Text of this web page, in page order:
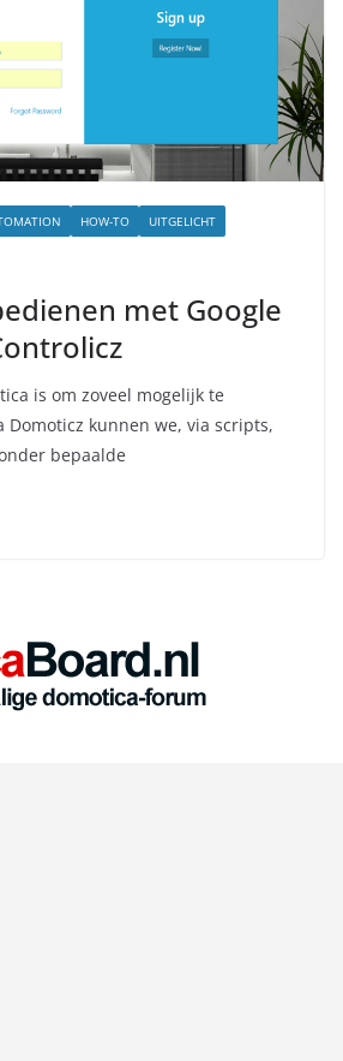
HOW-TO UITGELICHT
met Google
is om zoveel mogelijk te
Domoticz kunnen we, via scripts,
bepaalde